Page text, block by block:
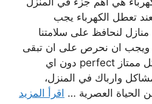
تعطل الكهرباء يجب
منازل لنحافظ على سلامتنا
ويجب ان نحرص على ان تبقى
كهرباء المنزل تعمل بشكل ممتاز perfect دون اي
وارباك في المنزل،
الحياة العصرية … اقرأ المزيد